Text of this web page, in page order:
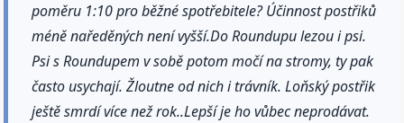
poměru 1:10 pro běžné spotřebitele? Účinnost postřiků
méně naředěných není vyšší.Do Roundupu lezou i psi.
Psi s Roundupem v sobě potom močí na stromy, ty pak
často usychají. Žloutne od nich i trávník. Loňský postřik
ještě smrdí více než rok..Lepší je ho vůbec neprodávat.